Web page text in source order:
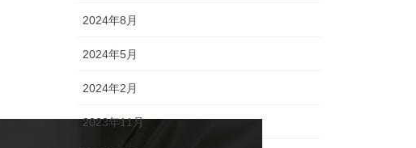
2024年8月
2024年5月
2024年2月
2023年11月